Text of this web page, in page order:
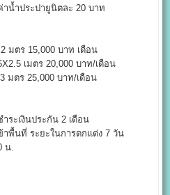
น้ำประปายูนิตละ 20 บาท
มตร 15,000 บาท เดือน
เมตร 20,000 บาท/เดือน
มตร 25,000 บาท/เดือน
ระเงินประกัน 2 เดือน
พื้นที่ ระยะในการตกแต่ง 7 วัน
น.